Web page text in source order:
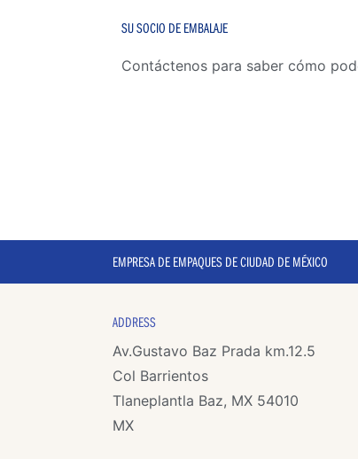
SU SOCIO DE EMBALAJE
Contáctenos para saber cómo
EMPRESA DE EMPAQUES DE CIUDAD DE MÉXICO
ADDRESS
Av.Gustavo Baz Prada km.12.5
Col Barrientos
Tlaneplantla Baz, MX 54010
MX